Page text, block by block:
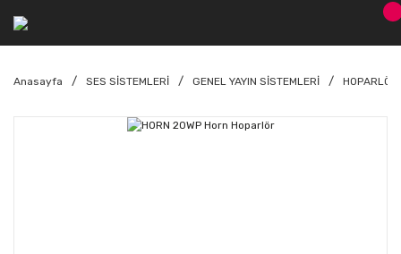
Anasayfa SES SİSTEMLERİ GENEL YAYIN SİSTEMLERİ